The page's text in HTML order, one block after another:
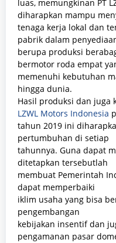
luas, memungkinan PT
diharapkan mampu
tenaga kerja lokal dan
pabrik dalam
berupa produksi
bermotor roda empat
memenuhi kebutuhan
hingga dunia.
Hasil produksi dan juga
LZWL Motors Indonesia
tahun 2019 ini
pertumbuhan di setiap
tahunnya. Guna dapat
ditetapkan tersebutlah
membuat Pemerintah
dapat memperbaiki
iklim usaha yang bisa
pengembangan
kebijakan insentif dan
pengamanan pasar